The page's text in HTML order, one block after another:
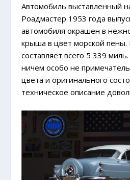
Автомобиль выставленный
Роадмастер 1953 года
автомобиля окрашен в
крыша в цвет морской
составляет всего 5 339
ничем особо не
цвета и оригинального
техническое описание